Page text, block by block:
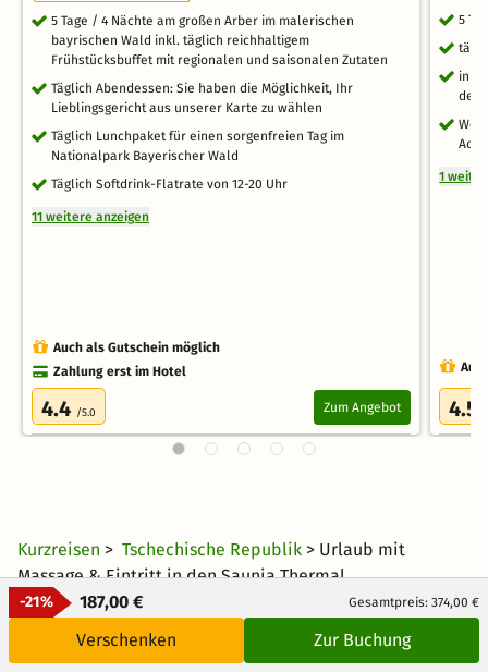
-21% 187,00 € Gesamtpreis: 374,00 €
Verschenken Zur Buchung
5 Tage / 4 Nächte am großen Arber im malerischen
bayrischen Wald inkl. täglich reichhaltigem
Frühstücksbuffet mit regionalen und saisonalen Zutaten
Täglich Abendessen: Sie haben die Möglichkeit, Ihr
Lieblingsgericht aus unserer Karte zu wählen
Täglich Lunchpaket für einen sorgenfreien Tag im
Nationalpark Bayerischer Wald
Täglich Softdrink-Flatrate von 12-20 Uhr
11 weitere anzeigen
Auch als Gutschein möglich
Zahlung erst im Hotel
4.4 /5.0 Zum Angebot
5
inkl.
des
1
4.5
Kurzreisen > Tschechische Republik > Urlaub mit
Massage & Eintritt in den Saunia Thermal